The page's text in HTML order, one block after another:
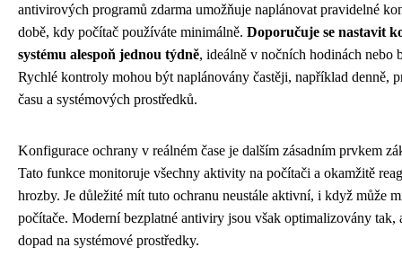
antivirových programů zdarma umožňuje naplánovat pravidelné
době, kdy počítač používáte minimálně. Doporučuje se nastavit
systému alespoň jednou týdně, ideálně v nočních hodinách nebo
Rychlé kontroly mohou být naplánovány častěji, například denně,
času a systémových prostředků.
Konfigurace ochrany v reálném čase je dalším zásadním prvkem
Tato funkce monitoruje všechny aktivity na počítači a okamžitě
hrozby. Je důležité mít tuto ochranu neustále aktivní, i když může
počítače. Moderní bezplatné antiviry jsou však optimalizovány
dopad na systémové prostředky.